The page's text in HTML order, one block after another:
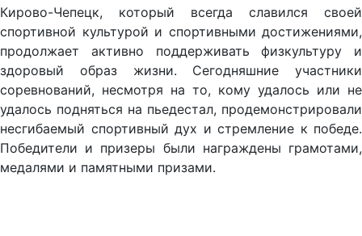
Кирово-Чепецк, который всегда славился своей
спортивной культурой и спортивными достижениями,
продолжает активно поддерживать физкультуру и
здоровый образ жизни. Сегодняшние участники
соревнований, несмотря на то, кому удалось или не
удалось подняться на пьедестал, продемонстрировали
несгибаемый спортивный дух и стремление к победе.
Победители и призеры были награждены грамотами,
медалями и памятными призами.